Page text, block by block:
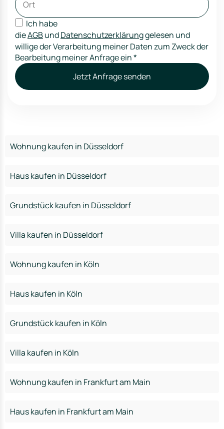
Ich habe
dieAGBundDatenschutzerklärunggelesen und
willige der Verarbeitung meiner Daten zum Zweck der
Bearbeitung meiner Anfrage ein*
Jetzt Anfrage senden
Wohnung kaufen in Düsseldorf
Haus kaufen in Düsseldorf
Grundstück kaufen in Düsseldorf
Villa kaufen in Düsseldorf
Wohnung kaufen in Köln
Haus kaufen in Köln
Grundstück kaufen in Köln
Villa kaufen in Köln
Wohnung kaufen in Frankfurt am Main
Haus kaufen in Frankfurt am Main